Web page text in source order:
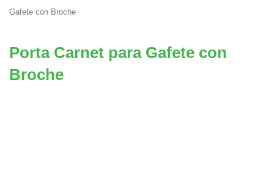
Gafete con Broche
Porta Carnet para Gafete con
Broche